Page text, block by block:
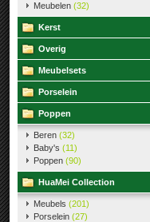
Meubelen (32)
Kerst
Overig
Meubelsets
Porselein
Poppen
Beren (32)
Baby's (11)
Poppen (90)
HuaMei Collection
Meubels (201)
Porselein (27)